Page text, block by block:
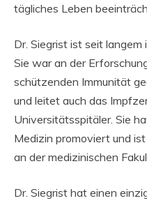
tägliches Leben
Dr. Siegrist ist seit langem
Sie war an der
schützenden Immunität
und leitet auch das
Universitätsspitäler. Sie
Medizin promoviert und
an der medizinischen
Dr. Siegrist hat einen